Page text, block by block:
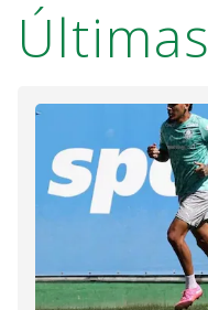
Últimas